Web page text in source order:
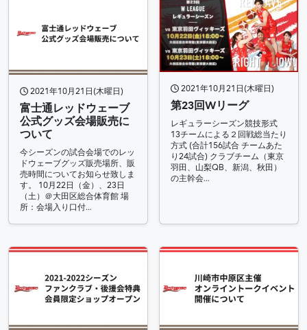
2021年10月21日(木曜日)
富士通レッドウェーブ
公式グッズ会場販売に
ついて
今シーズンの試合会場でのレッ
ドウェーブグッズ販売場所、販
売時間についてお知らせ致しま
す。 10月22日（金）、23日
（土）＠大田区総合体育館 場
所：会場入り口付…
2021年10月21日(木曜日)
第23回Wリーグ
レギュラーシーズン競技形式
13チームによる２回戦総当たり
方式 (合計156試合 チームあた
り24試合) クラブチーム（東京
羽田、山梨QB、新潟、秋田）
の主幹会…